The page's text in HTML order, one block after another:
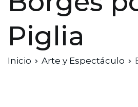
Piglia
Inicio Arte y Espectáculo